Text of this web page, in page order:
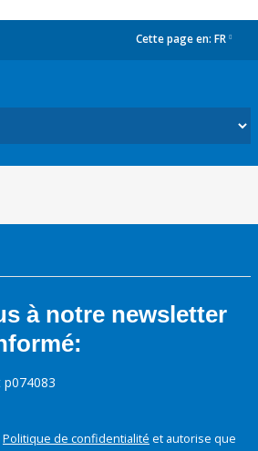
Cette page en: FR
à notre newsletter
Politique de confidentialité et autorise que